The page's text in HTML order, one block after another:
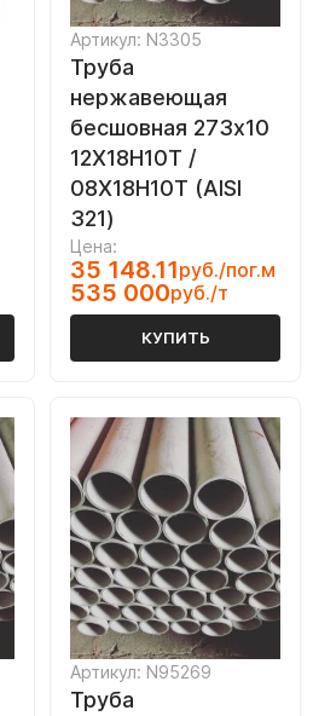
Артикул: N3305
Труба
нержавеющая
бесшовная 273х10
12Х18Н10Т /
08Х18Н10Т (AISI
321)
Цена:
35 148.11руб./пог.м
535 000руб./т
КУПИТЬ
Артикул: N95269
Труба